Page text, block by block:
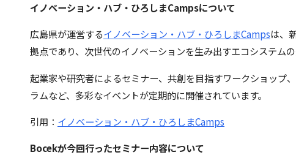
イノベーション・ハブ・ひろしまCampsについて
広島県が運営するイノベーション・ハブ・ひろしまCampsは、
拠点であり、次世代のイノベーションを生み出すエコシステムの
起業家や研究者によるセミナー、共創を目指すワークショップ
ラムなど、多彩なイベントが定期的に開催されています。
引用： イノベーション・ハブ・ひろしまCamps
Bocekが今回行ったセミナー内容について